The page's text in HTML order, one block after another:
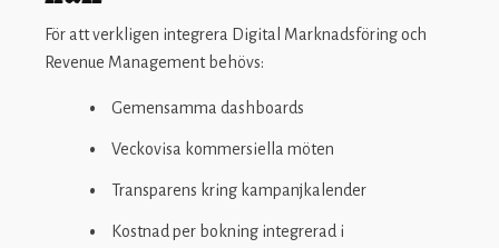
För att verkligen integrera Digital Marknadsföring och
Revenue Management behövs:
Gemensamma dashboards
Veckovisa kommersiella möten
Transparens kring kampanjkalender
Kostnad per bokning integrerad i